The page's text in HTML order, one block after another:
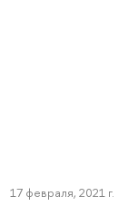
17 февраля, 2021 г.